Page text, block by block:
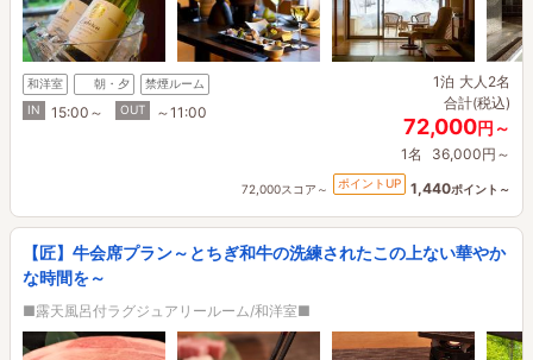
和洋室 朝・夕
禁煙ルーム
IN
15:00～ OUT ～11:00
1泊 大人2名
合計(税込)
72,000円～
1名 36,000円～
72,000スコア～ ポイントUP 1,440ポイント～
【匠】牛会席プラン～とちぎ和牛の洗練されたこの上ない華やか
な時間を～
■露天風呂付ラグジュアリールーム/和洋室■